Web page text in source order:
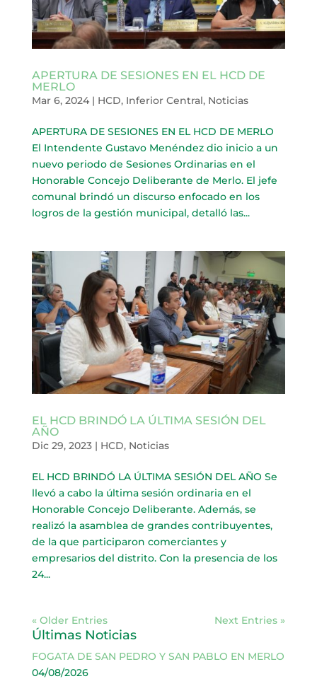
APERTURA DE SESIONES EN EL HCD DE
MERLO
Mar 6, 2024| HCD, Inferior Central, Noticias
APERTURA DE SESIONES EN EL HCD DE MERLO
El Intendente Gustavo Menéndez dio inicio a un
nuevo periodo de Sesiones Ordinarias en el
Honorable Concejo Deliberante de Merlo. El jefe
comunal brindó un discurso enfocado en los
logros de la gestión municipal, detalló las...
EL HCD BRINDÓ LA ÚLTIMA SESIÓN DEL
AÑO
Dic 29, 2023| HCD, Noticias
EL HCD BRINDÓ LA ÚLTIMA SESIÓN DEL AÑO Se
llevó a cabo la última sesión ordinaria en el
Honorable Concejo Deliberante. Además, se
realizó la asamblea de grandes contribuyentes,
de la que participaron comerciantes y
empresarios del distrito. Con la presencia de los
24...
« Older Entries Next Entries »
Últimas Noticias
FOGATA DE SAN PEDRO Y SAN PABLO EN MERLO
04/08/2026